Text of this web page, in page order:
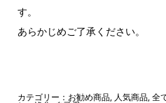
す。
あらかじめご了承ください。
カテゴリー： お勧め商品, 人気商品,全